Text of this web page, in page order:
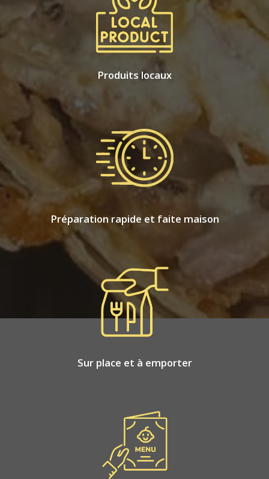
Produits locaux
Préparation rapide et faite maison
Sur place et à emporter